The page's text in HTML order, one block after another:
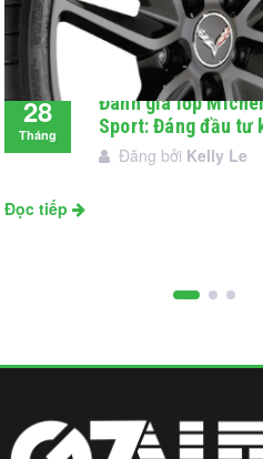
28
Tháng
Đánh giá lốp
Sport: Đáng đầu tư
Đăng bởi Kelly Le
Đọc tiếp